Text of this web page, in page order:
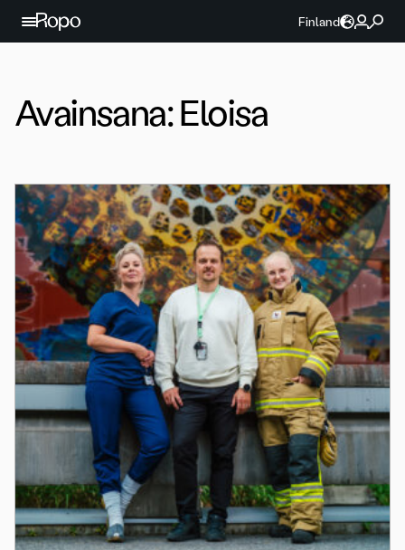
Jatka sisältöön
Finland
Avainsana:Eloisa